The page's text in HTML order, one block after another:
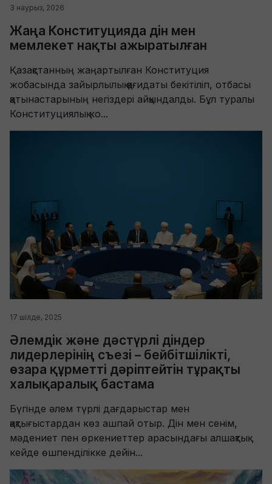
3 наурыз, 2026
Жаңа Конституцияда дін мен
мемлекет нақты ажыратылған
Қазақстанның жаңартылған Конституция
жобасында зайырлылық қағидаты бекітіліп, отбасы
қатынастарының негіздері айқындалды. Бұл туралы
Конституциялық ко...
17 шілде, 2025
Әлемдік және дәстүрлі діндер
лидерлерінің съезі – бейбітшілікті,
өзара құрметті дәріптейтін тұрақты
халықаралық бастама
Бүгінде әлем түрлі дағдарыстар мен
қақтығыстардан көз ашпай отыр. Дін мен сенім,
мәдениет пен өркениеттер арасындағы алшақтық
кейде өшпенділікке дейін...